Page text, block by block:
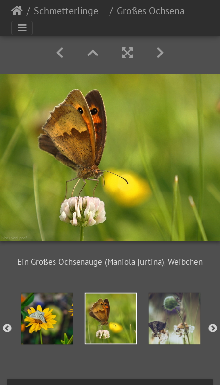
Schmetterlinge Großes Ochsenauge
Ein Großes Ochsenauge (Maniola jurtina), Weibchen